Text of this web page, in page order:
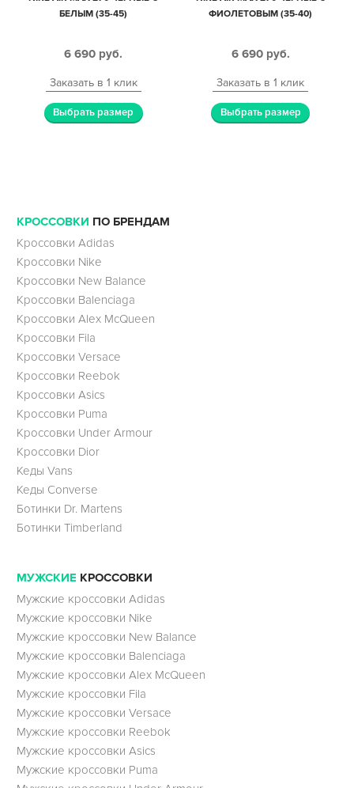
БЕЛЫМ (35-45)
6 690 руб.
Заказать в 1 клик
Выбрать размер
ФИОЛЕТОВЫМ (35-40)
6 690 руб.
Заказать в 1 клик
Выбрать размер
КРОССОВКИ ПО БРЕНДАМ
Кроссовки Adidas
Кроссовки Nike
Кроссовки New Balance
Кроссовки Balenciaga
Кроссовки Alex McQueen
Кроссовки Fila
Кроссовки Versace
Кроссовки Reebok
Кроссовки Asics
Кроссовки Puma
Кроссовки Under Armour
Кроссовки Dior
Кеды Vans
Кеды Converse
Ботинки Dr. Martens
Ботинки Timberland
МУЖСКИЕ КРОССОВКИ
Мужские кроссовки Adidas
Мужские кроссовки Nike
Мужские кроссовки New Balance
Мужские кроссовки Balenciaga
Мужские кроссовки Alex McQueen
Мужские кроссовки Fila
Мужские кроссовки Versace
Мужские кроссовки Reebok
Мужские кроссовки Asics
Мужские кроссовки Puma